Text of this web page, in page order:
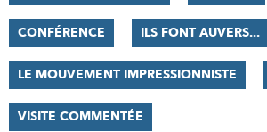
CONFÉRENCE ILS FONT AUVERS...
LE MOUVEMENT IMPRESSIONNISTE
VISITE COMMENTÉE